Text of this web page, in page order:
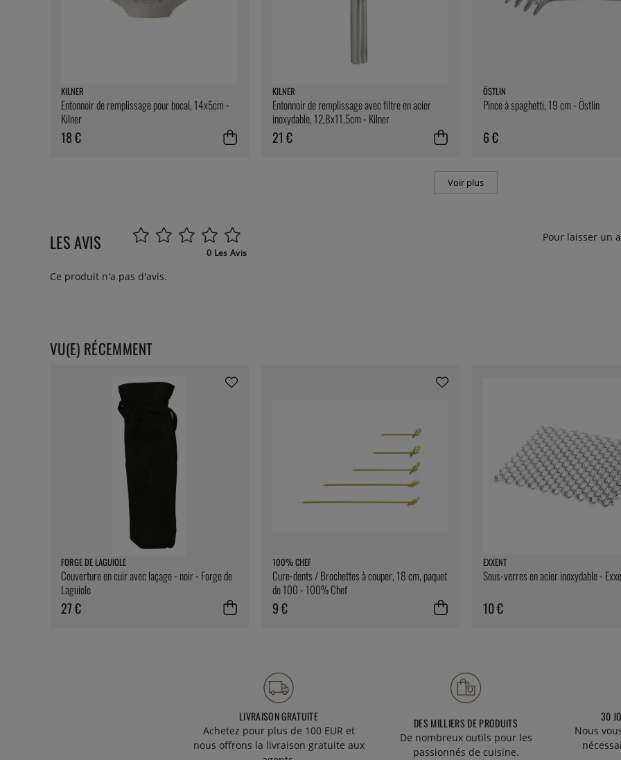
KILNER
Entonnoir de remplissage pour bocal, 14x5cm -
Kilner
18 €
KILNER
Entonnoir de remplissage avec filtre en acier
inoxydable, 12,8x11,5cm - Kilner
21 €
ÖSTLIN
Pince à spaghetti, 19 cm - Östlin
6 €
Voir plus
LES AVIS 0 Les Avis
Pour laisser un
Ce produit n'a pas d'avis.
VU(E) RÉCEMMENT
FORGE DE LAGUIOLE
Couverture en cuir avec laçage - noir - Forge de
Laguiole
27 €
100% CHEF
Cure-dents / Brochettes à couper, 18 cm, paquet
de 100 - 100% Chef
9 €
EXXENT
Sous-verres en acier inoxydable -
10 €
LIVRAISON GRATUITE
Achetez pour plus de 100 EUR et
nous offrons la livraison gratuite aux
DES MILLIERS DE PRODUITS
De nombreux outils pour les
passionnés de cuisine.
30
Nous